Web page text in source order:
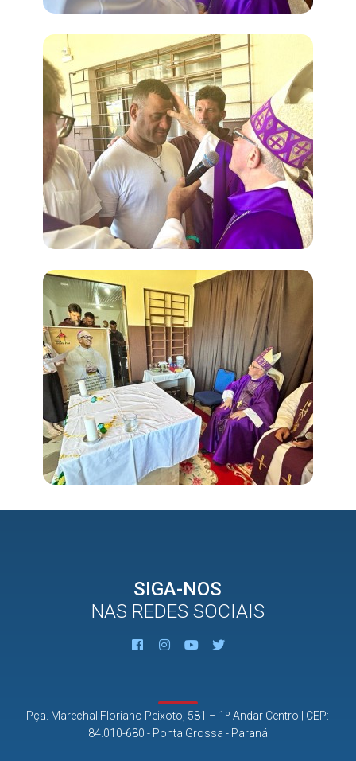
SIGA-NOS
NAS REDES SOCIAIS
Pça. Marechal Floriano Peixoto, 581 – 1º Andar Centro | CEP:
84.010-680 - Ponta Grossa - Paraná